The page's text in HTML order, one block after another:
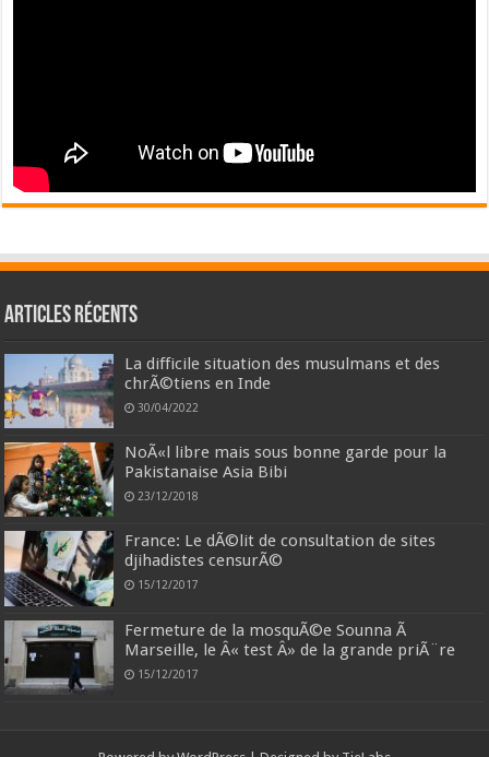
Articles récents
La difficile situation des musulmans et des
chrÃ©tiens en Inde
30/04/2022
NoÃ«l libre mais sous bonne garde pour la
Pakistanaise Asia Bibi
23/12/2018
France: Le dÃ©lit de consultation de sites
djihadistes censurÃ©
15/12/2017
Fermeture de la mosquÃ©e Sounna Ã
Marseille, le Â« test Â» de la grande priÃ¨re
15/12/2017